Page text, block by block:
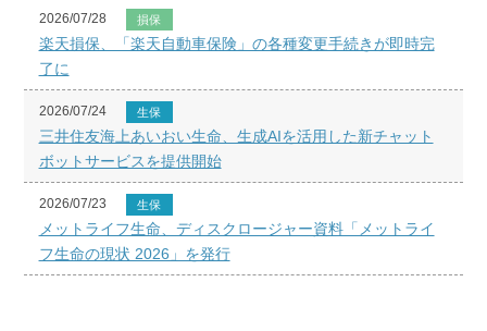
2026/07/28 損保
楽天損保、「楽天自動車保険」の各種変更手続きが即時完
了に
2026/07/24 生保
三井住友海上あいおい生命、生成AIを活用した新チャット
ボットサービスを提供開始
2026/07/23 生保
メットライフ生命、ディスクロージャー資料「メットライ
フ生命の現状 2026」を発行